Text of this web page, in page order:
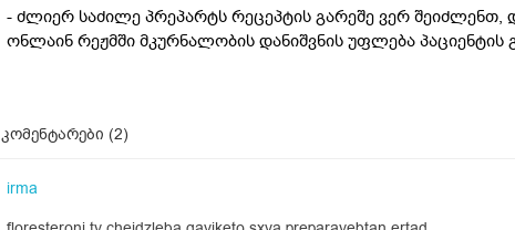
- ძლიერ საძილე პრეპარტს რეცეპტის გარეშე ვერ შეიძლენთ,
ონლაინ რეჟმში მკურნალობის დანიშვნის უფლება პაციენტის
კომენტარები (2)
irma